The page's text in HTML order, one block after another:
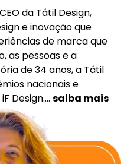
da Tátil Design,
e inovação que
de marca que
as pessoas e a
de 34 anos, a Tátil
nacionais e
Design…. saiba mais